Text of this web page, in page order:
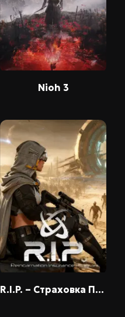
Nioh 3
R.I.P. – Страховка Перерождений